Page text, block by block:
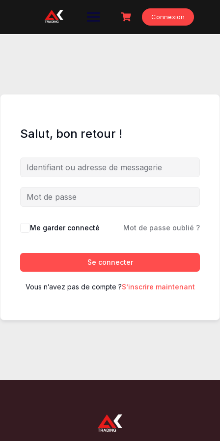
Connexion
Salut, bon retour !
Me garder connecté Mot de passe oublié ?
Se connecter
Vous n’avez pas de compte ?S’inscrire maintenant